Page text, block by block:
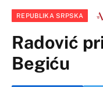
REPUBLIKA SRPSKA
Radović
Begiću